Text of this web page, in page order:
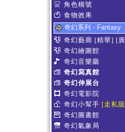
角色稱號
食物效果
奇幻系列 - Fantasy
奇幻藝廊 [精華] [
奇幻繪圖館
奇幻音樂廳
奇幻寫真館
奇幻伸展台
奇幻電影院
奇幻小幫手 [走私
奇幻圖書館
奇幻氣象局